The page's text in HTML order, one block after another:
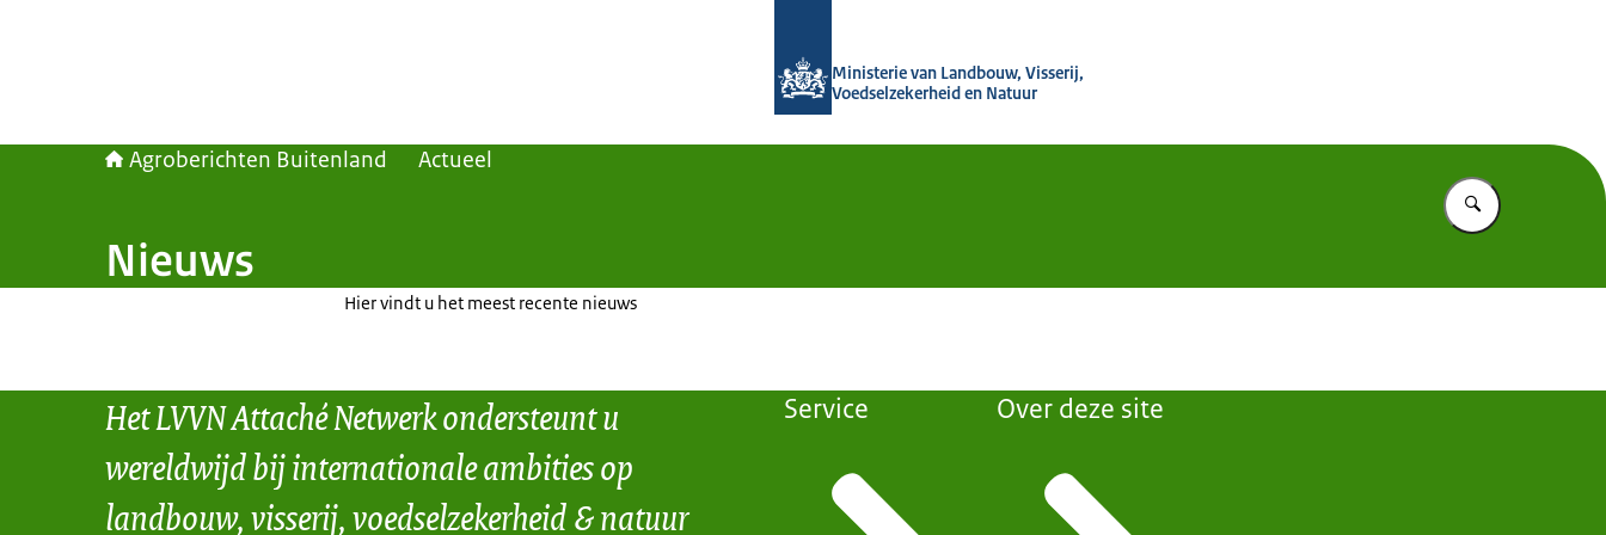
Ministerie van Landbouw, Visserij,
Voedselzekerheid en Natuur
Agroberichten Buitenland Actueel
Vul in wat u
Nieuws
Hier vindt u het meest recente nieuws
Het LVVN Attaché Netwerk ondersteunt u
wereldwijd bij internationale ambities op
landbouw, visserij, voedselzekerheid & natuur
Service Over deze site